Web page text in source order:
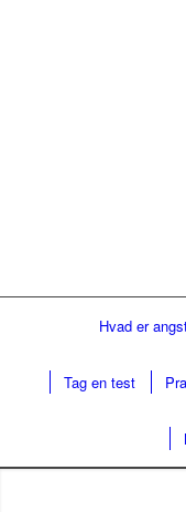
Hvad er
Tag en test